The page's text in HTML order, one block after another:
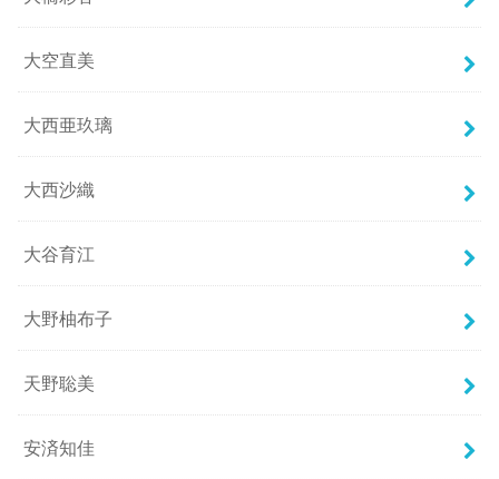
大空直美
大西亜玖璃
大西沙織
大谷育江
大野柚布子
天野聡美
安済知佳